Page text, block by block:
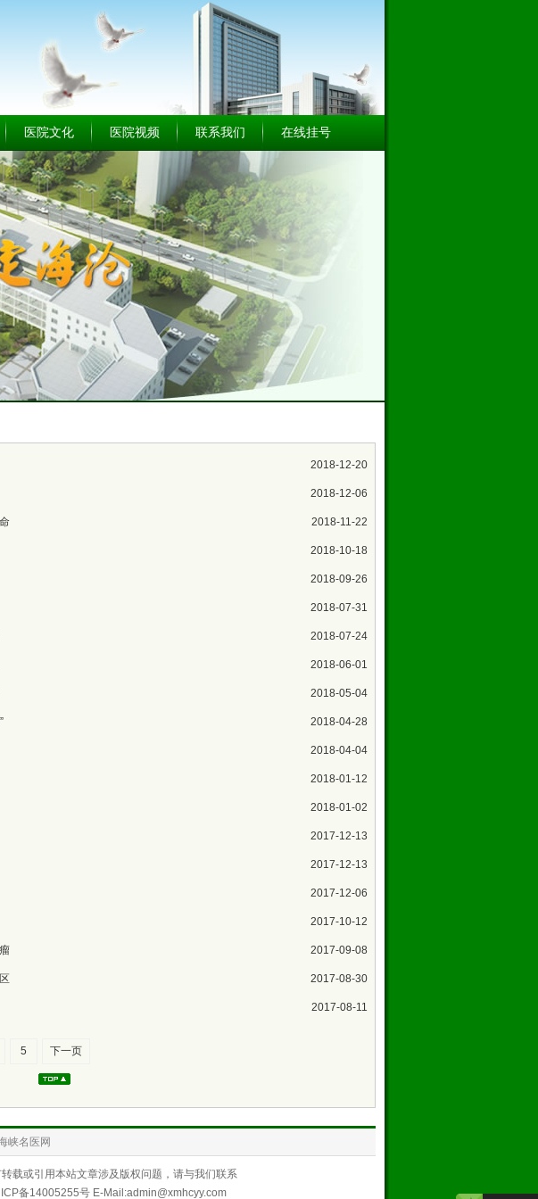
医院文化 医院视频 联系我们 在线挂号
2018-12-20
2018-12-06
2018-11-22
2018-10-18
2018-09-26
2018-07-31
2018-07-24
2018-06-01
2018-05-04
2018-04-28
2018-04-04
2018-01-12
2018-01-02
2017-12-13
2017-12-13
2017-12-06
2017-10-12
2017-09-08
2017-08-30
2017-08-11
5 下一页
峡名医网
载或引用本站文章涉及版权问题，请与我们联系
备14005255号 E-Mail:admin@xmhcyy.com